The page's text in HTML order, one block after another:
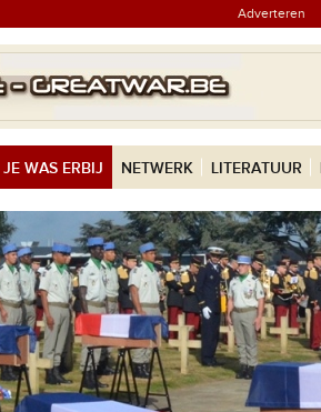
Adverteren
JE WAS ERBIJ NETWERK LITERATUUR